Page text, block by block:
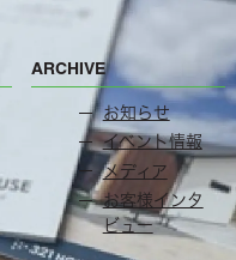
ARCHIVE
お知らせ
イベント情報
メディア
お客様インタ
ビュー